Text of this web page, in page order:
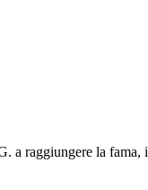
a raggiungere la